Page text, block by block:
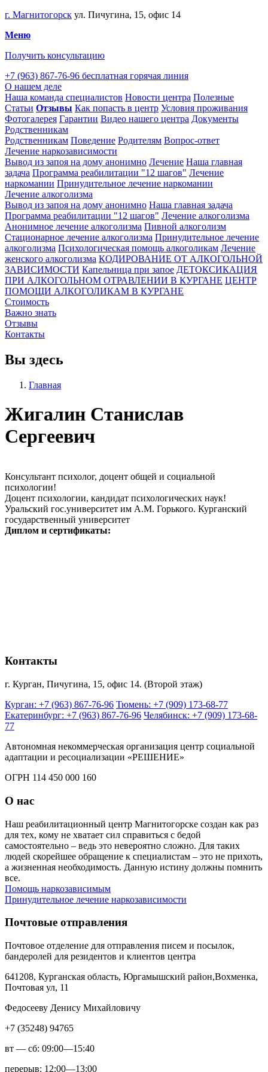
г. Магнитогорск ул. Пичугина, 15, офис 14
Меню
Получить консультацию
+7 (963) 867-76-96 бесплатная горячая линия
О нашем деле
Наша команда специалистов Новости центра Полезные
Статьи Отзывы Как попасть в центр Условия проживания
Фотогалерея Гарантии Видео нашего центра Документы
Родственникам
Родственникам Поведение Родителям Вопрос-ответ
Лечение наркозависимости
Вывод из запоя на дому анонимно Лечение Наша главная
задача Программа реабилитации "12 шагов" Лечение
наркомании Принудительное лечение наркомании
Лечение алкоголизма
Вывод из запоя на дому анонимно Наша главная задача
Программа реабилитации "12 шагов" Лечение алкоголизма
Анонимное лечение алкоголизма Пивной алкоголизм
Стационарное лечение алкоголизма Принудительное лечение
алкоголизма Психологическая помощь алкоголикам Лечение
женского алкоголизма КОДИРОВАНИЕ ОТ АЛКОГОЛЬНОЙ
ЗАВИСИМОСТИ Капельница при запое ДЕТОКСИКАЦИЯ
ПРИ АЛКОГОЛЬНОМ ОТРАВЛЕНИИ В КУРГАНЕ ЦЕНТР
ПОМОЩИ АЛКОГОЛИКАМ В КУРГАНЕ
Стоимость
Важно знать
Отзывы
Контакты
Вы здесь
Главная
Жигалин Станислав
Сергеевич
Консультант психолог, доцент общей и социальной
психологии!
Доцент психологии, кандидат психологических наук!
Уральский гос.университет им А.М. Горького. Курганский
государственный университет
Диплом и сертификаты:
Контакты
г. Курган, Пичугина, 15, офис 14. (Второй этаж)
Курган: +7 (963) 867-76-96 Тюмень: +7 (909) 173-68-77
Екатеринбург: +7 (963) 867-76-96 Челябинск: +7 (909) 173-68-
77
Автономная некоммерческая организация центр социальной
адаптации и ресоциализации «РЕШЕНИЕ»
ОГРН 114 450 000 160
О нас
Наш реабилитационный центр Магнитогорске создан как раз
для тех, кому не хватает сил справиться с бедой
самостоятельно – ведь это невероятно сложно. Для таких
людей скорейшее обращение к специалистам – это не прихоть,
а жизненная необходимость. Данную истину должны помнить
все.
Помощь наркозависимым
Принудительное лечение наркозависимости
Почтовые отправления
Почтовое отделение для отправления писем и посылок,
бандеролей для резидентов и клиентов центра
641208, Курганская область, Юргамышский район,Вохменка,
Почтовая ул, 11
Федосееву Денису Михайловичу
+7 (35248) 94765
вт — сб: 09:00—15:40
перерыв: 12:00—13:00